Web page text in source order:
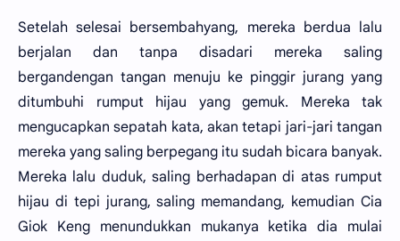
Setelah selesai bersembahyang, mereka berdua lalu
berjalan dan tanpa disadari mereka saling
bergandengan tangan menuju ke pinggir jurang yang
ditumbuhi rumput hijau yang gemuk. Mereka tak
mengucapkan sepatah kata, akan tetapi jari-jari tangan
mereka yang saling berpegang itu sudah bicara banyak.
Mereka lalu duduk, saling berhadapan di atas rumput
hijau di tepi jurang, saling memandang, kemudian Cia
Giok Keng menundukkan mukanya ketika dia mulai